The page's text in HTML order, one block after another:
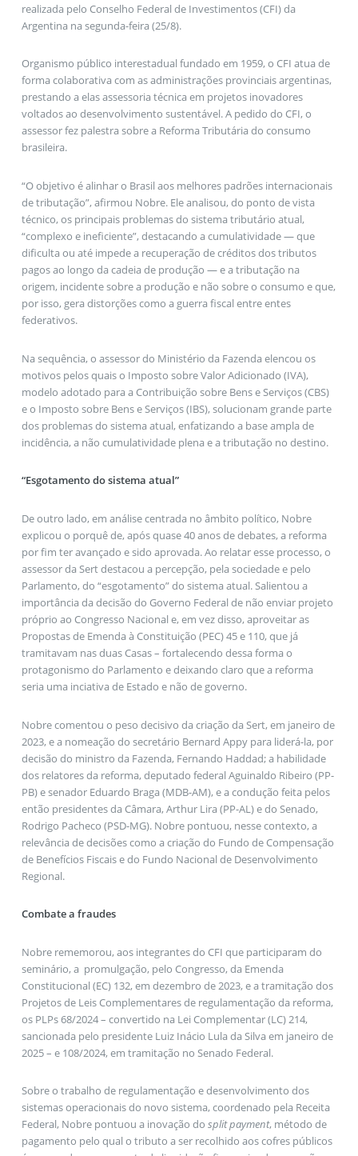
realizada pelo Conselho Federal de Investimentos (CFI) da
Argentina na segunda-feira (25/8).
Organismo público interestadual fundado em 1959, o CFI atua de
forma colaborativa com as administrações provinciais argentinas,
prestando a elas assessoria técnica em projetos inovadores
voltados ao desenvolvimento sustentável. A pedido do CFI, o
assessor fez palestra sobre a Reforma Tributária do consumo
brasileira.
“O objetivo é alinhar o Brasil aos melhores padrões internacionais
de tributação”, afirmou Nobre. Ele analisou, do ponto de vista
técnico, os principais problemas do sistema tributário atual,
“complexo e ineficiente”, destacando a cumulatividade — que
dificulta ou até impede a recuperação de créditos dos tributos
pagos ao longo da cadeia de produção — e a tributação na
origem, incidente sobre a produção e não sobre o consumo e que,
por isso, gera distorções como a guerra fiscal entre entes
federativos.
Na sequência, o assessor do Ministério da Fazenda elencou os
motivos pelos quais o Imposto sobre Valor Adicionado (IVA),
modelo adotado para a Contribuição sobre Bens e Serviços (CBS)
e o Imposto sobre Bens e Serviços (IBS), solucionam grande parte
dos problemas do sistema atual, enfatizando a base ampla de
incidência, a não cumulatividade plena e a tributação no destino.
“Esgotamento do sistema atual”
De outro lado, em análise centrada no âmbito político, Nobre
explicou o porquê de, após quase 40 anos de debates, a reforma
por fim ter avançado e sido aprovada. Ao relatar esse processo, o
assessor da Sert destacou a percepção, pela sociedade e pelo
Parlamento, do “esgotamento” do sistema atual. Salientou a
importância da decisão do Governo Federal de não enviar projeto
próprio ao Congresso Nacional e, em vez disso, aproveitar as
Propostas de Emenda à Constituição (PEC) 45 e 110, que já
tramitavam nas duas Casas – fortalecendo dessa forma o
protagonismo do Parlamento e deixando claro que a reforma
seria uma inciativa de Estado e não de governo.
Nobre comentou o peso decisivo da criação da Sert, em janeiro de
2023, e a nomeação do secretário Bernard Appy para liderá-la, por
decisão do ministro da Fazenda, Fernando Haddad; a habilidade
dos relatores da reforma, deputado federal Aguinaldo Ribeiro (PP-
PB) e senador Eduardo Braga (MDB-AM), e a condução feita pelos
então presidentes da Câmara, Arthur Lira (PP-AL) e do Senado,
Rodrigo Pacheco (PSD-MG). Nobre pontuou, nesse contexto, a
relevância de decisões como a criação do Fundo de Compensação
de Benefícios Fiscais e do Fundo Nacional de Desenvolvimento
Regional.
Combate a fraudes
Nobre rememorou, aos integrantes do CFI que participaram do
seminário, a promulgação, pelo Congresso, da Emenda
Constitucional (EC) 132, em dezembro de 2023, e a tramitação dos
Projetos de Leis Complementares de regulamentação da reforma,
os PLPs 68/2024 – convertido na Lei Complementar (LC) 214,
sancionada pelo presidente Luiz Inácio Lula da Silva em janeiro de
2025 – e 108/2024, em tramitação no Senado Federal.
Sobre o trabalho de regulamentação e desenvolvimento dos
sistemas operacionais do novo sistema, coordenado pela Receita
Federal, Nobre pontuou a inovação do split payment, método de
pagamento pelo qual o tributo a ser recolhido aos cofres públicos